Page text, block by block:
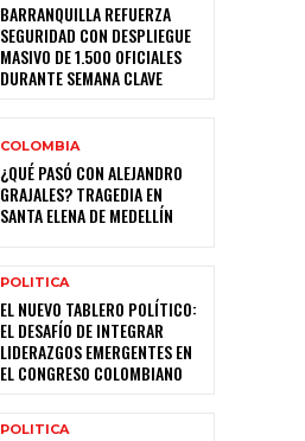
BARRANQUILLA REFUERZA
SEGURIDAD CON DESPLIEGUE
MASIVO DE 1.500 OFICIALES
DURANTE SEMANA CLAVE
COLOMBIA
¿QUÉ PASÓ CON ALEJANDRO
GRAJALES? TRAGEDIA EN
SANTA ELENA DE MEDELLÍN
POLITICA
EL NUEVO TABLERO POLÍTICO:
EL DESAFÍO DE INTEGRAR
LIDERAZGOS EMERGENTES EN
EL CONGRESO COLOMBIANO
POLITICA